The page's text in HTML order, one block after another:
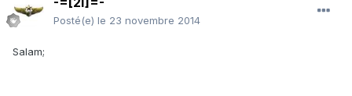
Posté(e) le 23 novembre 2014
Salam;